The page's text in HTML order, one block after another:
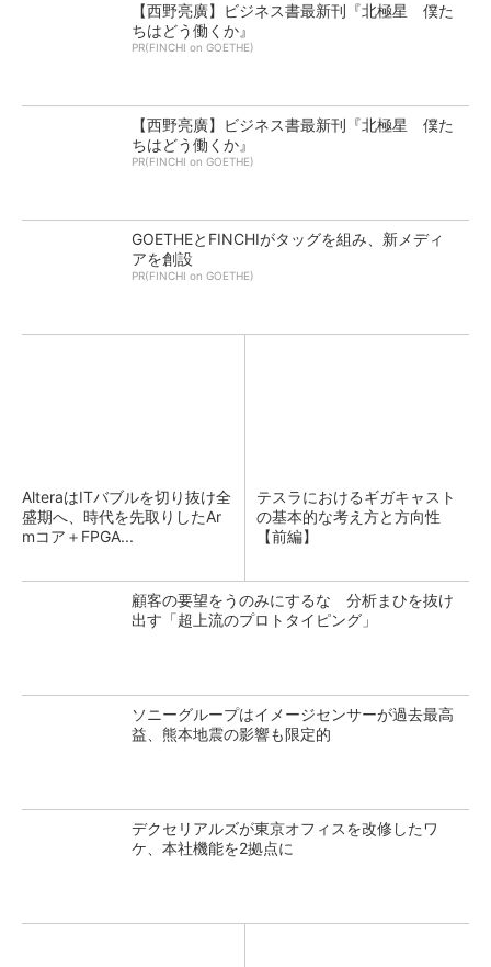
【西野亮廣】ビジネス書最新刊『北極星 僕た
ちはどう働くか』
PR(FINCHI on GOETHE)
【西野亮廣】ビジネス書最新刊『北極星 僕た
ちはどう働くか』
PR(FINCHI on GOETHE)
GOETHEとFINCHIがタッグを組み、新メディ
アを創設
PR(FINCHI on GOETHE)
AlteraはITバブルを切り抜け全
盛期へ、時代を先取りしたAr
mコア＋FPGA...
テスラにおけるギガキャスト
の基本的な考え方と方向性
【前編】
顧客の要望をうのみにするな 分析まひを抜け
出す「超上流のプロトタイピング」
ソニーグループはイメージセンサーが過去最高
益、熊本地震の影響も限定的
デクセリアルズが東京オフィスを改修したワ
ケ、本社機能を2拠点に